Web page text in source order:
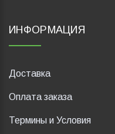
ИНФОРМАЦИЯ
Доставка
Оплата заказа
Термины и Условия